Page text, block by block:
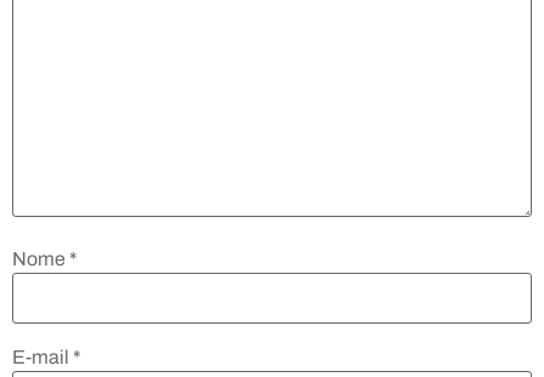
Nome *
E-mail *